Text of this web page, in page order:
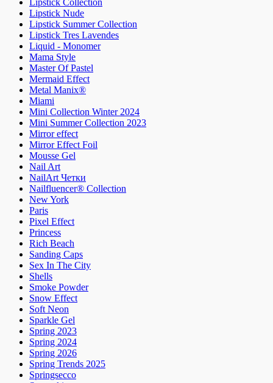
Lipstick Collection
Lipstick Nude
Lipstick Summer Collection
Lipstick Tres Lavendes
Liquid - Monomer
Mama Style
Master Of Pastel
Mermaid Effect
Metal Manix®
Miami
Mini Collection Winter 2024
Mini Summer Collection 2023
Mirror effect
Mirror Effect Foil
Mousse Gel
Nail Art
NailArt Четки
Nailfluencer® Collection
New York
Paris
Pixel Effect
Princess
Rich Beach
Sanding Caps
Sex In The City
Shells
Smoke Powder
Snow Effect
Soft Neon
Sparkle Gel
Spring 2023
Spring 2024
Spring 2026
Spring Trends 2025
Springsecco